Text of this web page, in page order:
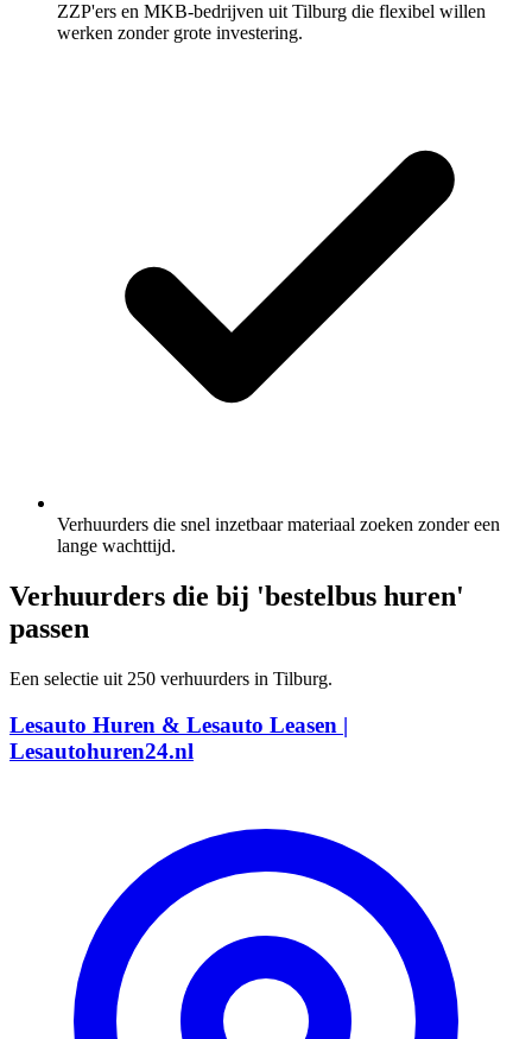
ZZP'ers en MKB-bedrijven uit Tilburg die flexibel willen
werken zonder grote investering.
Verhuurders die snel inzetbaar materiaal zoeken zonder een
lange wachttijd.
Verhuurders die bij 'bestelbus huren'
passen
Een selectie uit 250 verhuurders in Tilburg.
Lesauto Huren & Lesauto Leasen |
Lesautohuren24.nl